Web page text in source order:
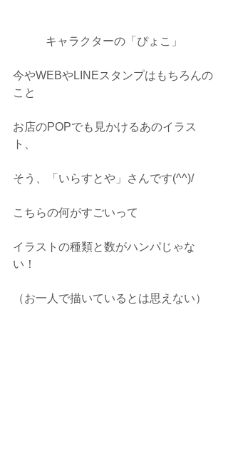
キャラクターの「ぴょこ」
今やWEBやLINEスタンプはもちろんの
こと
お店のPOPでも見かけるあのイラス
ト、
そう、「いらすとや」さんです(^^)/
こちらの何がすごいって
イラストの種類と数がハンパじゃな
い！
（お一人で描いているとは思えない）